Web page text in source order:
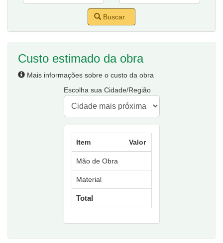
Buscar
Custo estimado da obra
Mais informações sobre o custo da obra
Escolha sua Cidade/Região
Item Valor
Mão de Obra
Material
Total